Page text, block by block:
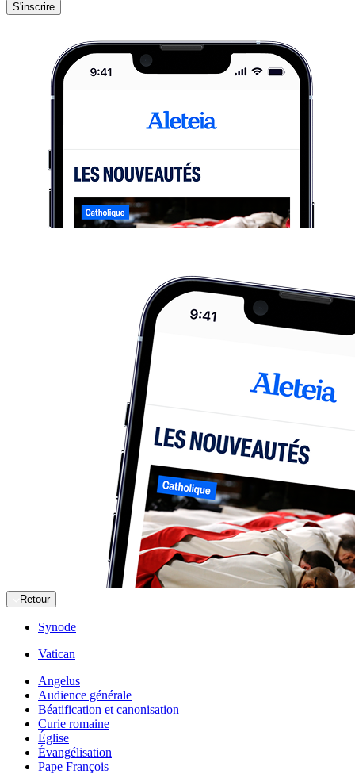
S'inscrire
Retour
Synode
Vatican
Angelus
Audience générale
Béatification et canonisation
Curie romaine
Église
Évangélisation
Pape François